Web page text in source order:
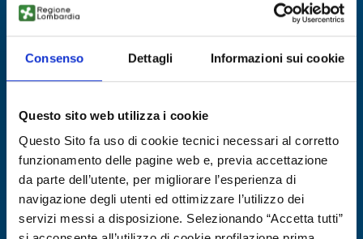
Consenso Dettagli Informazioni sui cookie
Questo sito web utilizza i cookie
Questo Sito fa uso di cookie tecnici necessari al corretto
funzionamento delle pagine web e, previa accettazione
da parte dell’utente, per migliorare l’esperienza di
navigazione degli utenti ed ottimizzare l’utilizzo dei
servizi messi a disposizione. Selezionando “Accetta tutti”
ID EEN: BODE20251111015
SCOPRI DI PIÙ →
Scade il05 novembre 2026